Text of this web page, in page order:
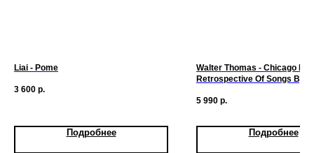
Liai - Pome
3 600 р.
Подробнее
Walter Thomas - Chicago
Retrospective Of Songs By
5 990 р.
Подробнее